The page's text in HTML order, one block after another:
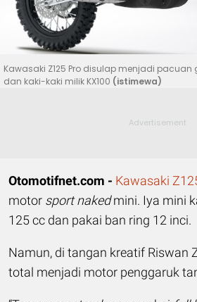
Kawasaki Z125 Pro disulap menjadi
dan kaki-kaki milik KX100 (istimewa)
Otomotifnet.com - Kawasaki
motor sport nakedmini. Iya mini
125 cc dan pakai ban ring 12 inci.
Namun, di tangan kreatif Riswan
total menjadi motor penggaruk